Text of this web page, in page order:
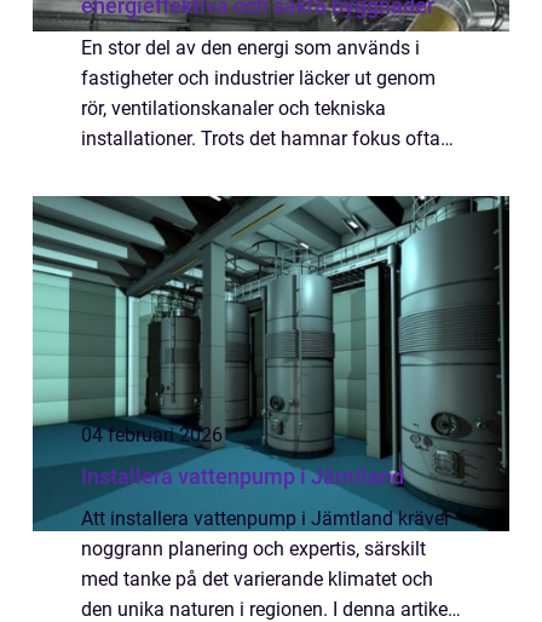
energieffektiva och säkra byggnader
En stor del av den energi som används i
fastigheter och industrier läcker ut genom
rör, ventilationskanaler och tekniska
installationer. Trots det hamnar fokus ofta
handlar om att isolera byggnaders och
anläg...
04 februari 2026
Installera vattenpump i Jämtland
Att installera vattenpump i Jämtland kräver
noggrann planering och expertis, särskilt
med tanke på det varierande klimatet och
den unika naturen i regionen. I denna artikel